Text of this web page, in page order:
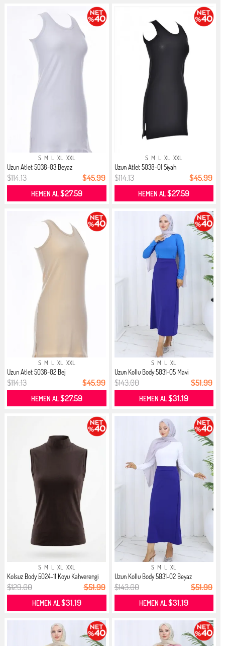
S M L XL XXL
Uzun Atlet 5038-03 Beyaz
$114.13 $45.99
HEMEN AL$27.59
S M L XL XXL
Uzun Atlet 5038-01 Siyah
$114.13 $45.99
HEMEN AL$27.59
S M L XL XXL
Uzun Atlet 5038-02 Bej
$114.13 $45.99
HEMEN AL$27.59
S M L XL
Uzun Kollu Body 5031-05 Mavi
$143.00 $51.99
HEMEN AL$31.19
S M L XL XXL
Kolsuz Body 5024-11 Koyu Kahverengi
$129.00 $51.99
HEMEN AL$31.19
S M L XL
Uzun Kollu Body 5031-02 Beyaz
$143.00 $51.99
HEMEN AL$31.19